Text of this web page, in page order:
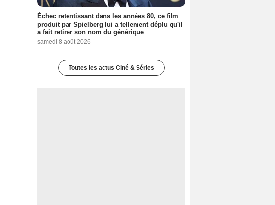
Échec retentissant dans les années 80, ce film
produit par Spielberg lui a tellement déplu qu'il
a fait retirer son nom du générique
samedi 8 août 2026
Toutes les actus Ciné & Séries